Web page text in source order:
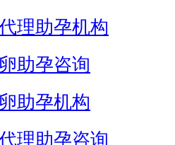
理助孕机构
助孕咨询
助孕机构
理助孕咨询